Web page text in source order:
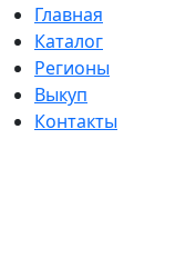
Главная
Каталог
Регионы
Выкуп
Контакты